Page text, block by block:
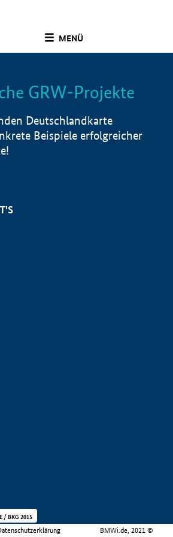
MENÜ
Info
GRW-Projekte
Deutschlandkarte
Beispiele erfolgreicher
BMWi.de, 2021 ©
/ BKG 2015